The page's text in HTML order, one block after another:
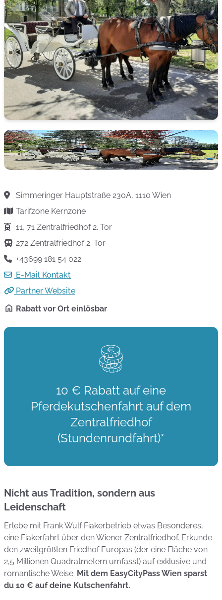
Simmeringer Hauptstraße 230A, 1110 Wien
Tarifzone Kernzone
11, 71 Zentralfriedhof 2. Tor
272 Zentralfriedhof 2. Tor
+43699 181 54 022
E-Mail Kontakt
Partner Website
Rabatt vor Ort einlösbar
10 € Rabatt auf eine
Pferdekutschenfahrt auf dem
Zentralfriedhof
(Stundenrundfahrt)*
Nicht aus Tradition, sondern aus
Leidenschaft
Erlebe mit Frank Wulf Fiakerbetrieb etwas Besonderes,
eine Fiakerfahrt über den Wiener Zentralfriedhof. Erkunde
den zweitgrößten Friedhof Europas (der eine Fläche von
2,5 Millionen Quadratmetern umfasst) auf exklusive und
romantische Weise. Mit dem EasyCityPass Wien sparst
du 10 € auf deine Kutschenfahrt.